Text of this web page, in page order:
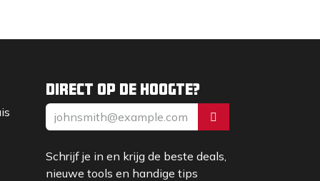
Direct op de hoogte?
Schrijf je in en krijg de beste deals,
nieuwe tools en handige tips